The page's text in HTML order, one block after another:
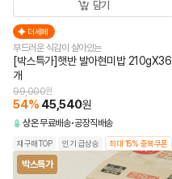
담기
더세페
부드러운 식감이 살아있는
[박스특가]햇반 발아현미밥 210gX36
개
99,000원
54% 45,540원
상온무료배송 공장직배송
재구매TOP 인기 급상승 최대 15% 중복쿠폰
박스특가